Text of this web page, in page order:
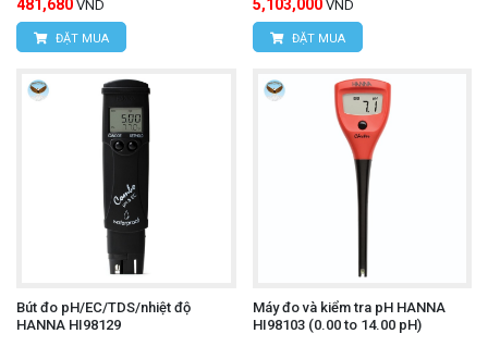
481,680 VND
ĐẶT MUA
5,103,000 VND
ĐẶT MUA
Bút đo pH/EC/TDS/nhiệt độ
HANNA HI98129
Máy đo và kiểm tra pH HANNA
HI98103 (0.00 to 14.00 pH)